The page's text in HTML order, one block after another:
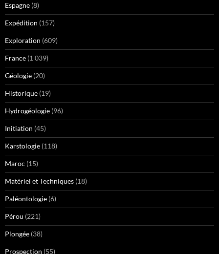
Espagne (8)
Expédition (157)
Exploration (609)
France (1 039)
Géologie (20)
Historique (19)
Hydrogéologie (96)
Initiation (45)
Karstologie (118)
Maroc (15)
Matériel et Techniques (18)
Paléontologie (6)
Pérou (221)
Plongée (38)
Prospection (55)